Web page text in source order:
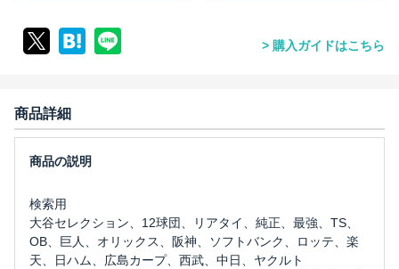
購入ガイドはこちら
商品詳細
検索用
大谷セレクション、12球団、リアタイ、純正、最強、TS、
OB、巨人、オリックス、阪神、ソフトバンク、ロッテ、楽
天、日ハム、広島カープ、西武、中日、ヤクルト